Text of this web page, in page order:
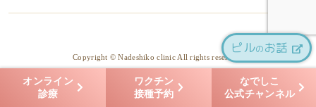
ピルのお話
オンライン
診療
ワクチン
接種予約
なでしこ
公式チャンネル
Copyright © Nadeshiko clinic All rights reserved.